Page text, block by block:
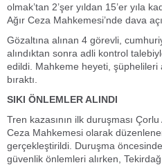
olmak’tan 2’şer yıldan 15’er yıla
Ağır Ceza Mahkemesi’nde dava
Gözaltına alınan 4 görevli,
alındıktan sonra adli kontrol
edildi. Mahkeme heyeti, şüphelileri
bıraktı.
SIKI ÖNLEMLER ALINDI
Tren kazasının ilk duruşması Çorlu
Ceza Mahkemesi olarak
gerçekleştirildi. Duruşma
güvenlik önlemleri alırken,